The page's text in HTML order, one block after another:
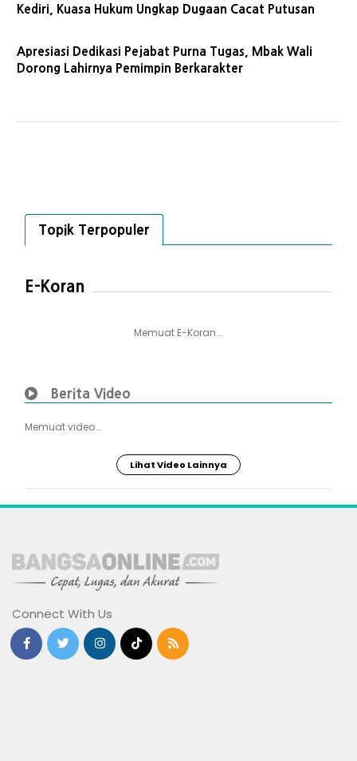
Kediri, Kuasa Hukum Ungkap Dugaan Cacat Putusan
Apresiasi Dedikasi Pejabat Purna Tugas, Mbak Wali
Dorong Lahirnya Pemimpin Berkarakter
Topik Terpopuler
E-Koran
Memuat E-Koran...
Berita Video
Memuat video...
Lihat Video Lainnya
Connect With Us